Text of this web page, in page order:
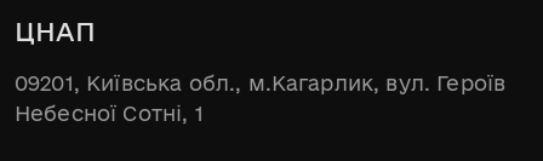
ЦНАП
09201, Київська обл., м.Кагарлик, вул. Героїв
Небесної Сотні, 1